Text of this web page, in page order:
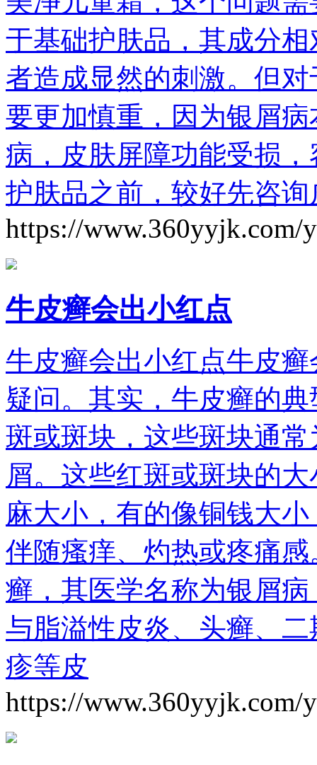
于基础护肤品，其成分
者造成显然的刺激。但
要更加慎重，因为银屑
病，皮肤屏障功能受损
护肤品之前，较好先咨
https://www.360yyjk.com/
牛皮癣会出小红点
牛皮癣会出小红点牛皮
疑问。其实，牛皮癣的
斑或斑块，这些斑块通
屑。这些红斑或斑块的
麻大小，有的像铜钱大
伴随瘙痒、灼热或疼痛
癣，其医学名称为银屑
与脂溢性皮炎、头癣、
疹等皮
https://www.360yyjk.com/